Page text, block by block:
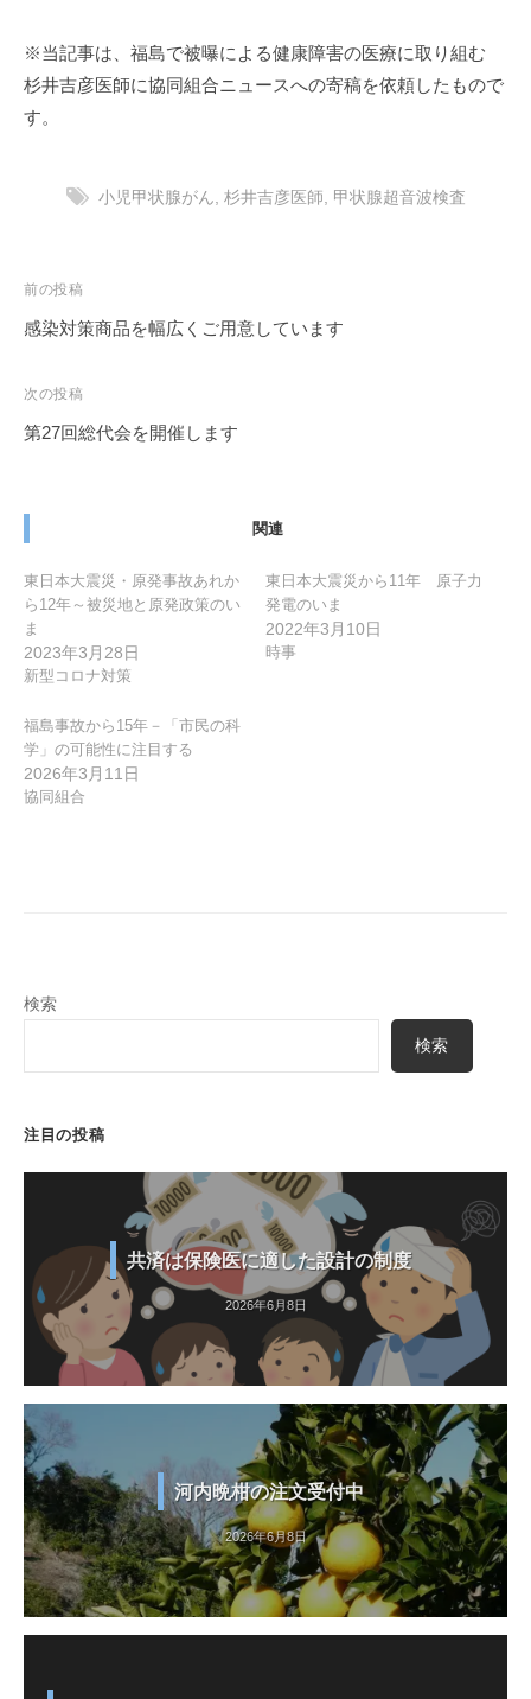
※当記事は、福島で被曝による健康障害の医療に取り組む
杉井吉彦医師に協同組合ニュースへの寄稿を依頼したもので
す。
小児甲状腺がん, 杉井吉彦医師, 甲状腺超音波検査
投
稿
ビ
ゲ
前の投稿
感染対策商品を幅広くご用意しています
次の投稿
第27回総代会を開催します
関連
東日本大震災・原発事故あれか
ら12年～被災地と原発政策のい
ま
2023年3月28日
新型コロナ対策
東日本大震災から11年 原子力
発電のいま
2022年3月10日
時事
福島事故から15年－「市民の科
学」の可能性に注目する
2026年3月11日
協同組合
検索
検索
注目の投稿
共済は保険医に適した設計の制度
2026年6月8日
河内晩柑の注文受付中
2026年6月8日